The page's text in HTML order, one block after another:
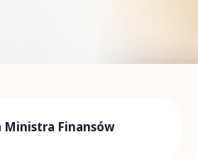
Ministra Finansów